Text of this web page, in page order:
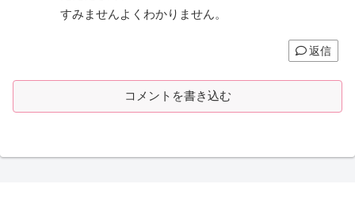
すみませんよくわかりません。
返信
コメントを書き込む